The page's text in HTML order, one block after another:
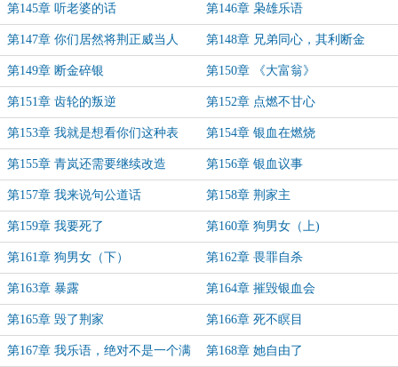
第145章 听老婆的话 第146章 枭雄乐语
第147章 你们居然将荆正威当人
看？
第148章 兄弟同心，其利断金
第149章 断金碎银 第150章 《大富翁》
第151章 齿轮的叛逆 第152章 点燃不甘心
第153章 我就是想看你们这种表
情！
第154章 银血在燃烧
第155章 青岚还需要继续改造 第156章 银血议事
第157章 我来说句公道话 第158章 荆家主
第159章 我要死了 第160章 狗男女（上)
第161章 狗男女（下） 第162章 畏罪自杀
第163章 暴露 第164章 摧毁银血会
第165章 毁了荆家 第166章 死不瞑目
第167章 我乐语，绝对不是一个满 第168章 她自由了